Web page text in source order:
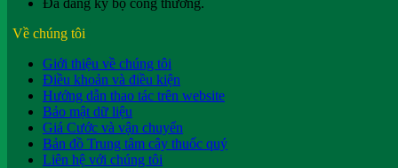
Về chúng tôi
Giới thiệu về chúng tôi
Điều khoản và điều kiện
Hướng dẫn thao tác trên website
Bảo mật dữ liệu
Giá Cước và vận chuyển
Bản đồ Trung tâm cây thuốc quý
Liên hệ với chúng tôi